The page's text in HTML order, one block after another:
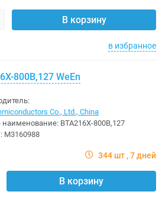
В корзину
в избранное
800B,127 WeEn
Co., Ltd., China
наименование: BTA216X-800B,127
M3160988
344 шт 7 дней
В корзину